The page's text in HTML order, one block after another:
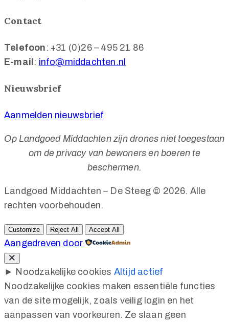
Contact
Telefoon : +31 (0)26 – 495 21 86
E-mail: info@middachten.nl
Nieuwsbrief
Aanmelden nieuwsbrief
Op Landgoed Middachten zijn drones niet toegestaan
om de privacy van bewoners en boeren te
beschermen.
Landgoed Middachten – De Steeg © 2026. Alle
rechten voorbehouden.
Customize Reject All Accept All
Aangedreven door
► Noodzakelijke cookies Altijd actief
Noodzakelijke cookies maken essentiële functies
van de site mogelijk, zoals veilig login en het
aanpassen van voorkeuren. Ze slaan geen